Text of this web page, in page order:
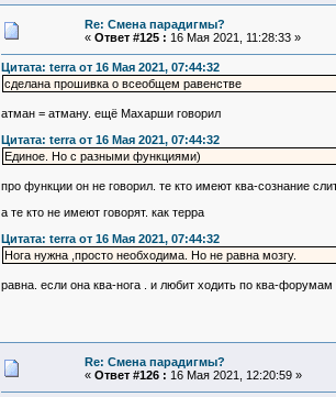
Re: Смена парадигмы?
« Ответ #125 : 16 Мая 2021, 11:28:33 »
Цитата: terra от 16 Мая 2021, 07:44:32
сделана прошивка о всеобщем равенстве
атман = атману. ещё Махарши говорил
Цитата: terra от 16 Мая 2021, 07:44:32
Единое. Но с разными функциями)
про функции он не говорил. те кто имеют ква-сознание
а те кто не имеют говорят. как терра
Цитата: terra от 16 Мая 2021, 07:44:32
Нога нужна ,просто необходима. Но не равна мозгу.
равна. если она ква-нога . и любит ходить по ква-форумам
Re: Смена парадигмы?
« Ответ #126 : 16 Мая 2021, 12:20:59 »